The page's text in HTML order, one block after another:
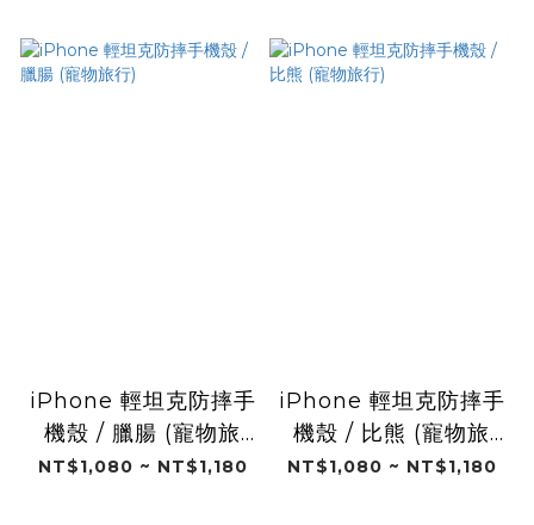
iPhone 輕坦克防摔手
機殼 / 臘腸 (寵物旅
行)
NT$1,080 ~ NT$1,180
iPhone 輕坦克防摔手
機殼 / 比熊 (寵物旅
行)
NT$1,080 ~ NT$1,180